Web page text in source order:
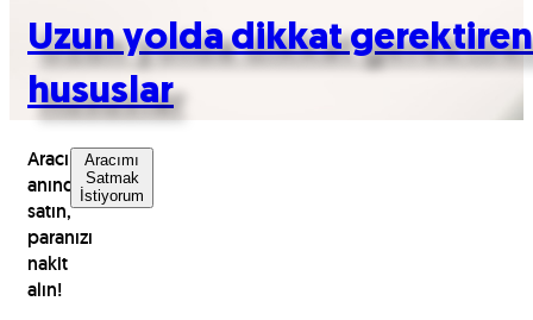
Uzun yolda dikkat gerektiren
hususlar
Aracınızı
anında
satın,
paranızı
nakit
alın!
Aracımı
Satmak
İstiyorum